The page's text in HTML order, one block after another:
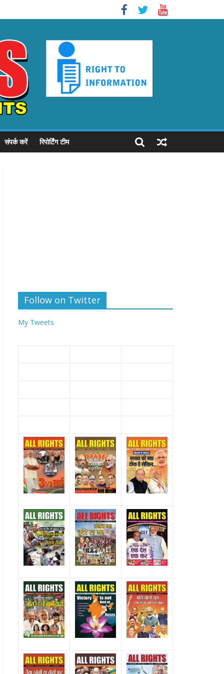
संपर्क करें रिपोर्टिंग टीम
Follow on Twitter
My Tweets